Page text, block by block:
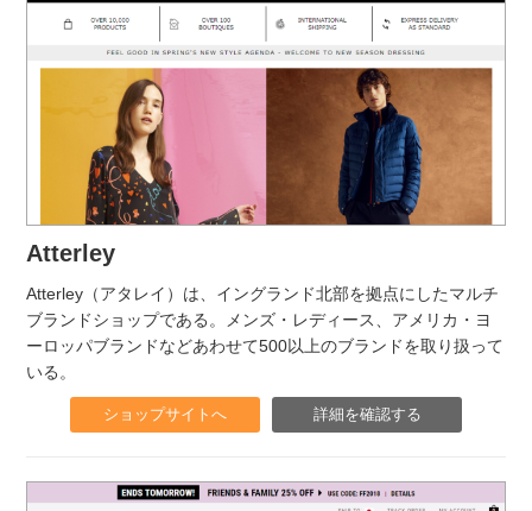
Atterley
Atterley（アタレイ）は、イングランド北部を拠点にしたマルチ
ブランドショップである。メンズ・レディース、アメリカ・ヨ
ーロッパブランドなどあわせて500以上のブランドを取り扱って
いる。
ショップサイトへ 詳細を確認する